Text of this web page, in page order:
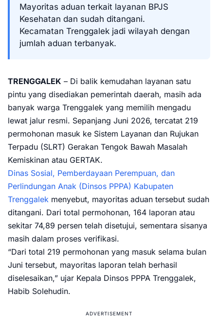
Mayoritas aduan terkait layanan BPJS
Kesehatan dan sudah ditangani.
Kecamatan Trenggalek jadi wilayah dengan
jumlah aduan terbanyak.
TRENGGALEK – Di balik kemudahan layanan satu
pintu yang disediakan pemerintah daerah, masih ada
banyak warga Trenggalek yang memilih mengadu
lewat jalur resmi. Sepanjang Juni 2026, tercatat 219
permohonan masuk ke Sistem Layanan dan Rujukan
Terpadu (SLRT) Gerakan Tengok Bawah Masalah
Kemiskinan atau GERTAK.
Dinas Sosial, Pemberdayaan Perempuan, dan
Perlindungan Anak (Dinsos PPPA) Kabupaten
Trenggalek menyebut, mayoritas aduan tersebut sudah
ditangani. Dari total permohonan, 164 laporan atau
sekitar 74,89 persen telah disetujui, sementara sisanya
masih dalam proses verifikasi.
“Dari total 219 permohonan yang masuk selama bulan
Juni tersebut, mayoritas laporan telah berhasil
diselesaikan,” ujar Kepala Dinsos PPPA Trenggalek,
Habib Solehudin.
ADVERTISEMENT